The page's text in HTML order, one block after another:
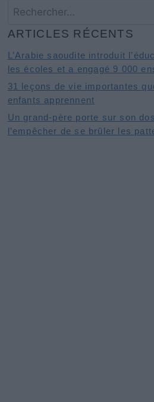
Rechercher :
ARTICLES RÉCENTS
L’Arabie saoudite introduit
les écoles et a engagé 9 000
31 leçons de vie importantes
enfants apprennent
Un grand-père porte sur son
l’empêcher de se brûler les